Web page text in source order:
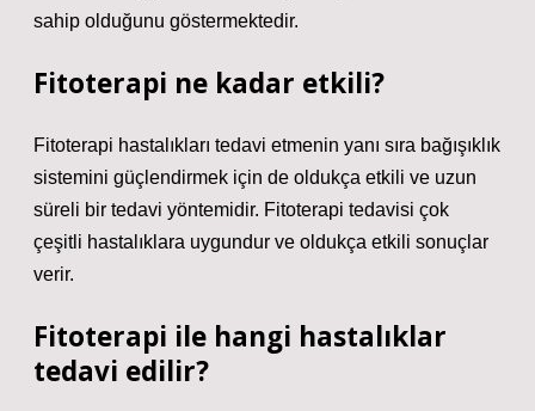
sahip olduğunu göstermektedir.
Fitoterapi ne kadar etkili?
Fitoterapi hastalıkları tedavi etmenin yanı sıra bağışıklık
sistemini güçlendirmek için de oldukça etkili ve uzun
süreli bir tedavi yöntemidir. Fitoterapi tedavisi çok
çeşitli hastalıklara uygundur ve oldukça etkili sonuçlar
verir.
Fitoterapi ile hangi hastalıklar
tedavi edilir?